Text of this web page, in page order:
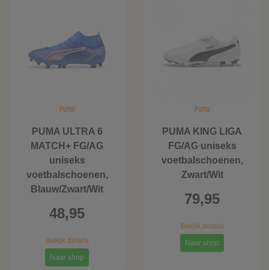
Puma
PUMA ULTRA 6
MATCH+ FG/AG
uniseks
voetbalschoenen,
Blauw/Zwart/Wit
48,95
Bekijk details
Naar shop
Puma
PUMA KING LIGA
FG/AG uniseks
voetbalschoenen,
Zwart/Wit
79,95
Bekijk details
Naar shop